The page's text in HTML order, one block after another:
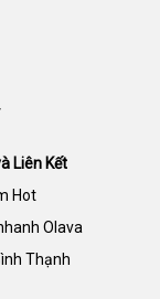
Liên Kết
Hot
Olava
Thạnh